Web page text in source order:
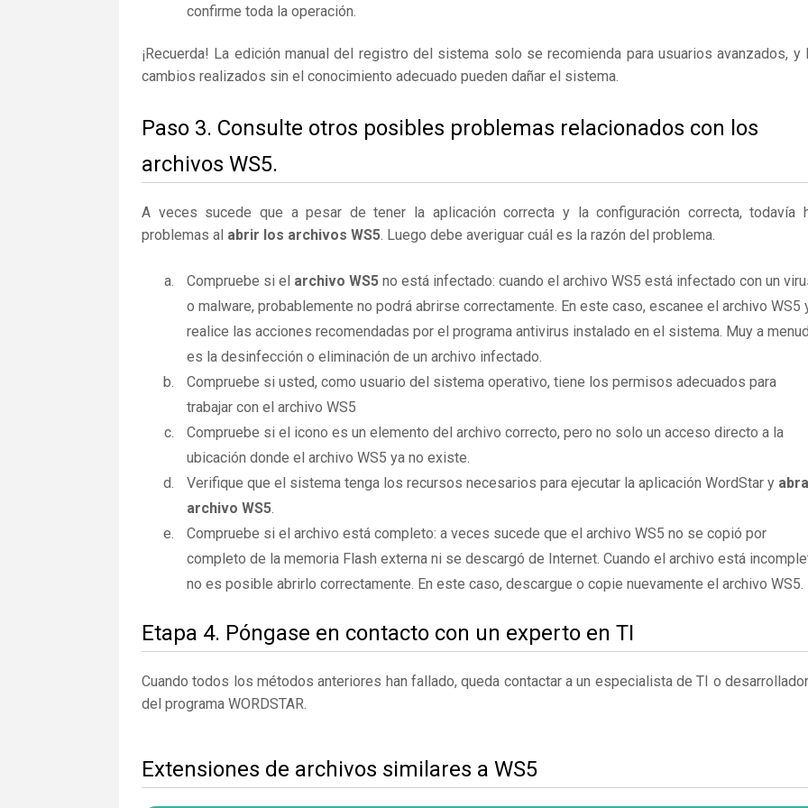
confirme toda la operación.
¡Recuerda! La edición manual del registro del sistema solo se recomienda para usuarios avanzados, y
cambios realizados sin el conocimiento adecuado pueden dañar el sistema.
Paso 3. Consulte otros posibles problemas relacionados con los
archivos WS5.
A veces sucede que a pesar de tener la aplicación correcta y la configuración correcta, todavía
problemas al abrir los archivos WS5. Luego debe averiguar cuál es la razón del problema.
Compruebe si el archivo WS5 no está infectado: cuando el archivo WS5 está infectado con un
o malware, probablemente no podrá abrirse correctamente. En este caso, escanee el archivo WS5
realice las acciones recomendadas por el programa antivirus instalado en el sistema. Muy a
es la desinfección o eliminación de un archivo infectado.
Compruebe si usted, como usuario del sistema operativo, tiene los permisos adecuados para
trabajar con el archivo WS5
Compruebe si el icono es un elemento del archivo correcto, pero no solo un acceso directo a la
ubicación donde el archivo WS5 ya no existe.
Verifique que el sistema tenga los recursos necesarios para ejecutar la aplicación WordStar y
archivo WS5.
Compruebe si el archivo está completo: a veces sucede que el archivo WS5 no se copió por
completo de la memoria Flash externa ni se descargó de Internet. Cuando el archivo está
no es posible abrirlo correctamente. En este caso, descargue o copie nuevamente el archivo WS5.
Etapa 4. Póngase en contacto con un experto en TI
Cuando todos los métodos anteriores han fallado, queda contactar a un especialista de TI o
del programa WORDSTAR.
Extensiones de archivos similares a WS5